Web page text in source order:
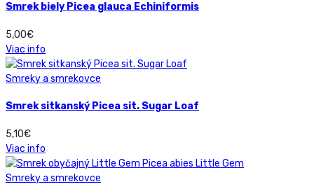
Smrek biely Picea glauca Echiniformis
5,00€
Viac info
Smreky a smrekovce
Smrek sitkanský Picea sit. Sugar Loaf
5,10€
Viac info
Smreky a smrekovce